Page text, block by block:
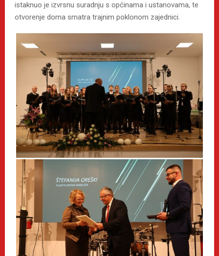
istaknuo je izvrsnu suradnju s općinama i ustanovama, te
otvorenje doma smatra trajnim poklonom zajednici.